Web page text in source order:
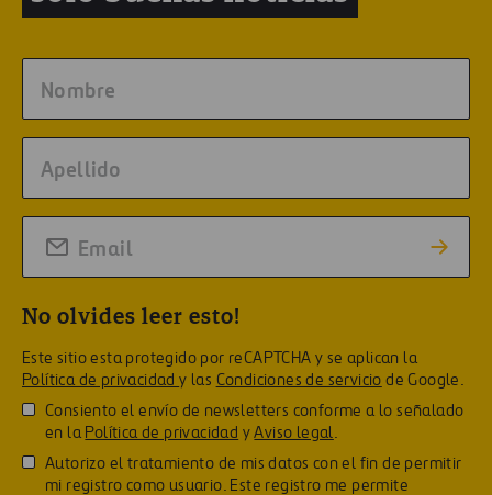
No olvides leer esto!
Este sitio esta protegido por reCAPTCHA y se aplican la
Política de privacidady las Condiciones de servicio de Google.
Consiento el envío de newsletters conforme a lo señalado
en la Política de privacidad yAviso legal.
Autorizo el tratamiento de mis datos con el fin de permitir
mi registro como usuario. Este registro me permite